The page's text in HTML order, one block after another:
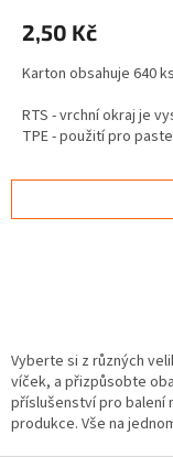
2,50 Kč
Karton obsahuje 640
RTS - vrchní okraj je
TPE - použití pro
Vyberte si z různých
víček, a přizpůsobte
příslušenství pro balení
produkce. Vše na